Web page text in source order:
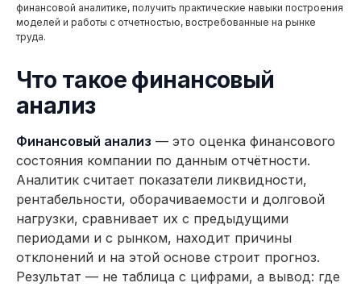
финансовой аналитике, получить практические навыки построения
моделей и работы с отчетностью, востребованные на рынке
труда.
Что такое финансовый
анализ
Финансовый анализ — это оценка финансового
состояния компании по данным отчётности.
Аналитик считает показатели ликвидности,
рентабельности, оборачиваемости и долговой
нагрузки, сравнивает их с предыдущими
периодами и с рынком, находит причины
отклонений и на этой основе строит прогноз.
Результат — не таблица с цифрами, а вывод: где